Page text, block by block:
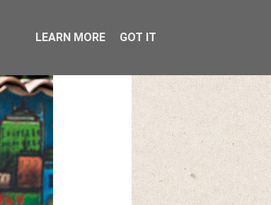
LEARN MORE GOT IT